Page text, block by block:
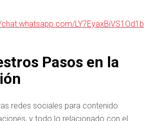
LY7EyaxBiVS1Od1b
Pasos en la
redes sociales para contenido
y todo lo relacionado con el